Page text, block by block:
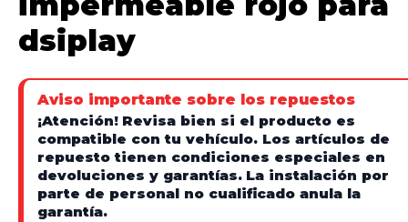
dsiplay
Aviso importante sobre los repuestos
¡Atención! Revisa bien si el producto es
compatible con tu vehículo. Los artículos de
repuesto tienen condiciones especiales en
devoluciones y garantías. La instalación por
parte de personal no cualificado anula la
garantía.